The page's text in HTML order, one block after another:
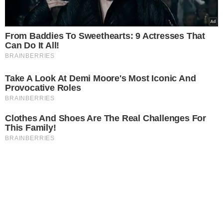
From Baddies To Sweethearts: 9 Actresses That
Can Do It All!
BRAINBERRIES
Take A Look At Demi Moore's Most Iconic And
Provocative Roles
BRAINBERRIES
Clothes And Shoes Are The Real Challenges For
This Family!
BRAINBERRIES